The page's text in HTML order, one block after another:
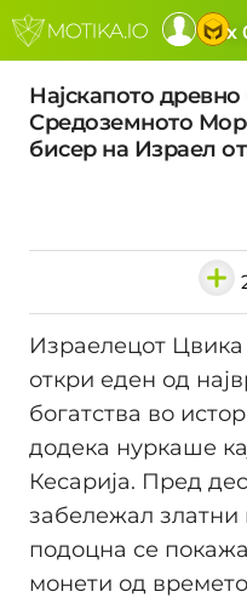
x
Најскапото древно
Средоземното
бисер на Израел
Израелецот Цвика
откри еден од
богатства во
додека нуркаше
Кесарија. Пред
забележал златни
подоцна се
монети од